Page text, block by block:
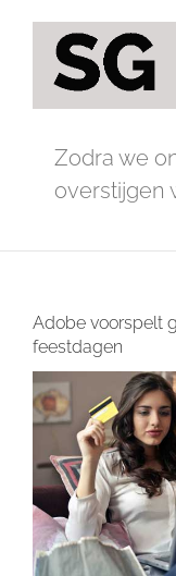
Zodra we
overstijgen
Adobe voorspelt
feestdagen
Bekijk
grotere
afbeelding